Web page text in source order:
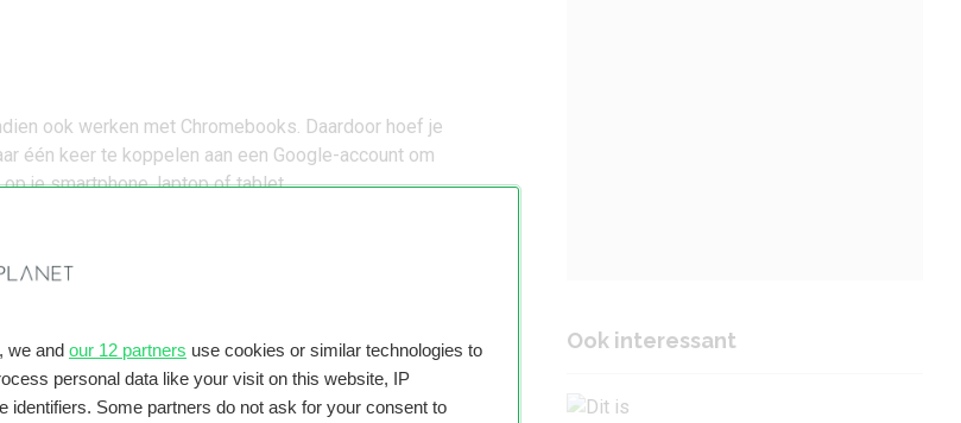
we and our 12 partners use cookies or similar technologies to
personal data like your visit on this website, IP
identifiers. Some partners do not ask for your consent to
ook werken met Chromebooks. Daardoor hoef je
één keer te koppelen aan een Google-account om
je smartphone, laptop of tablet.
headset, dan kun je onder andere kiezen voor
Plantronics Voyager 8200 en Libratone Q Adapt On-
smartphone met
van de afgelopen drie jaar.
Google
maar juist nú wordt Pixel 10 (Pro) interessant (6-8)
de augustus-update (5-8)
Google Pixel 11-serie (5-8)
Ook interessant